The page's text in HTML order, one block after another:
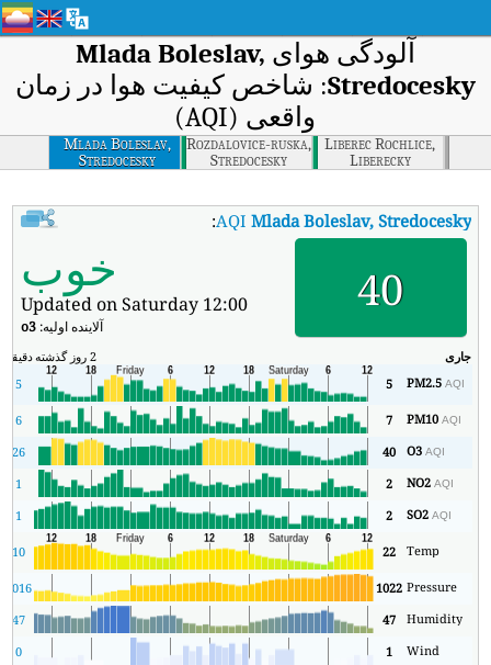
آلودگی هوای Mlada Boleslav,
Stredocesky: شاخص کیفیت هوا در زمان
واقعی (AQI)
Mlada Boleslav,
Stredocesky
Rozdalovice-ruska,
Stredocesky
Liberec Rochlice,
Liberecky
AQIMlada Boleslav, Stredocesky
: شاخص کیفیت هوای بی‌درنگ Mlada Boleslav, Stredocesky (AQI).
40 خوب
Updated on Saturday 12:00
آلاینده اولیه:o3
جاری 2 روز گذشته دقیقه
PM2.5AQI
5
5
PM10AQI
7
6
O3AQI
40
26
NO2AQI
2
1
SO2AQI
2
1
Temp
22
10
Pressure
1022
1016
Humidity
47
47
Wind
1
0